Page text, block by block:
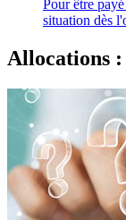
Pour être
situation dès
Allocations :